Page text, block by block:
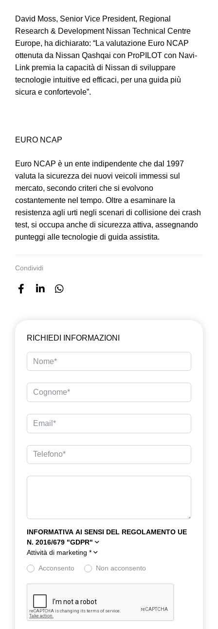
David Moss, Senior Vice President, Regional
Research & Development Nissan Technical Centre
Europe, ha dichiarato: “La valutazione Euro NCAP
ottenuta da Nissan Qashqai con ProPILOT con Navi-
Link premia la capacità di Nissan di sviluppare
tecnologie intuitive ed efficaci, per una guida più
sicura e confortevole”.
EURO NCAP
Euro NCAP è un ente indipendente che dal 1997
valuta la sicurezza dei nuovi veicoli immessi sul
mercato, secondo criteri che si evolvono
costantemente nel tempo. Oltre a esaminare la
resistenza agli urti negli scenari di collisione dei crash
test, si occupa anche di sicurezza attiva, assegnando
punteggi alle tecnologie di guida assistita.
Condividi
RICHIEDI INFORMAZIONI
INFORMATIVA AI SENSI DEL REGOLAMENTO UE
N. 2016/679 "GDPR"
Attività di marketing *
Acconsento Non acconsento